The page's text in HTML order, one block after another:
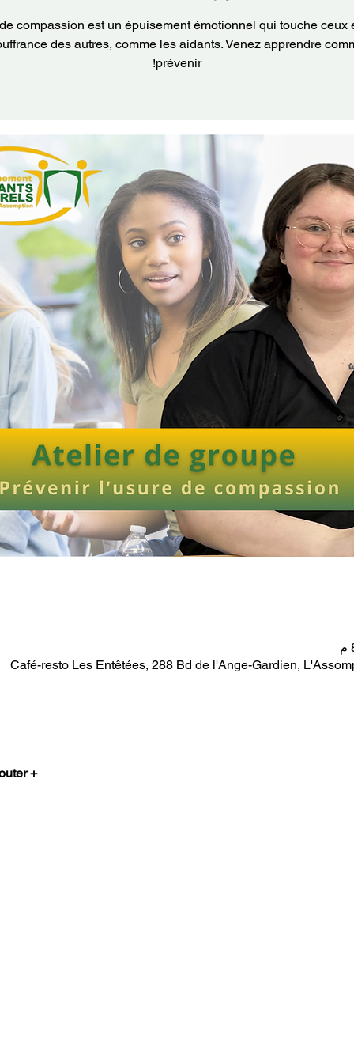
de compassion est un épuisement émotionnel qui touche ceux
des autres, comme les aidants. Venez apprendre
prévenir!
Café-resto Les Entêtées, 288 Bd de l'Ange-Gardien,
+